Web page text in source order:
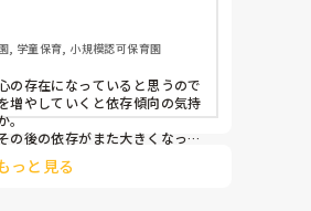
がいいのか悩んでいます。こ
しいです。
, 学童保育, 小規模認可保育園
の存在になっていると思うので
増やしていくと依存傾向の気持
。
の後の依存がまた大きくなって
の配慮児がいて、試行錯誤中で
っと見る